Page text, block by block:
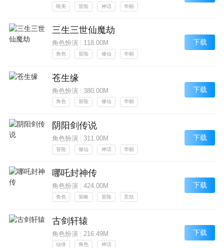
唯美 冒险 神话 华丽
三生三世仙魔劫
角色扮演 118.00M
角色 冒险 修仙 华丽
下载
苍生缘
角色扮演 380.00M
角色 冒险 修仙 华丽
下载
阴阳剑传说
角色扮演 311.00M
冒险 修仙 神话 华丽
下载
哪吒封神传
角色扮演 424.00M
角色 策略 冒险 竞技
下载
古剑轩辕
角色扮演 216.49M
仙侠 角色 神话
下载